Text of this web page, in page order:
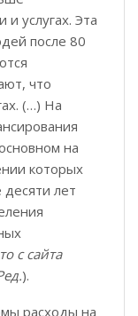
услугах. Эта
после 80
что
(…) На
на
которых
десяти лет
с сайта
).
расходы на